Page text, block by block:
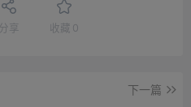
分享 收藏 0
下一篇